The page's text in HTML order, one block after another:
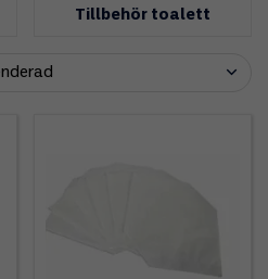
Tillbehör toalett